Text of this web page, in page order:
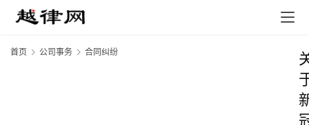
首页 公司事务 合同纠纷